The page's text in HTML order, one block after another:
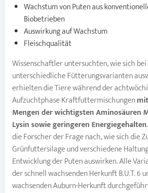
Wachstum von Puten aus
Biobetrieben
Auswirkung auf Wachstum
Fleischqualität
Wissenschaftler untersuchten, wie sich
unterschiedliche Fütterungsvarianten
erhielten die Tiere während der
Aufzuchtphase Kraftfuttermischungen
Mengen der wichtigsten Aminosäuren
Lysin sowie geringeren Energiegehalten
die Forscher der Frage nach, wie sich die
Grünfuttersilage und verschiedene
Entwicklung der Puten auswirken. Alle
der schnell wachsenden Herkunft B.U.T. 6
wachsenden Auburn-Herkunft